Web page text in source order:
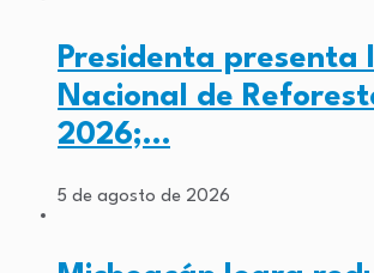
Presidenta presenta
Nacional de
2026;…
5 de agosto de 2026